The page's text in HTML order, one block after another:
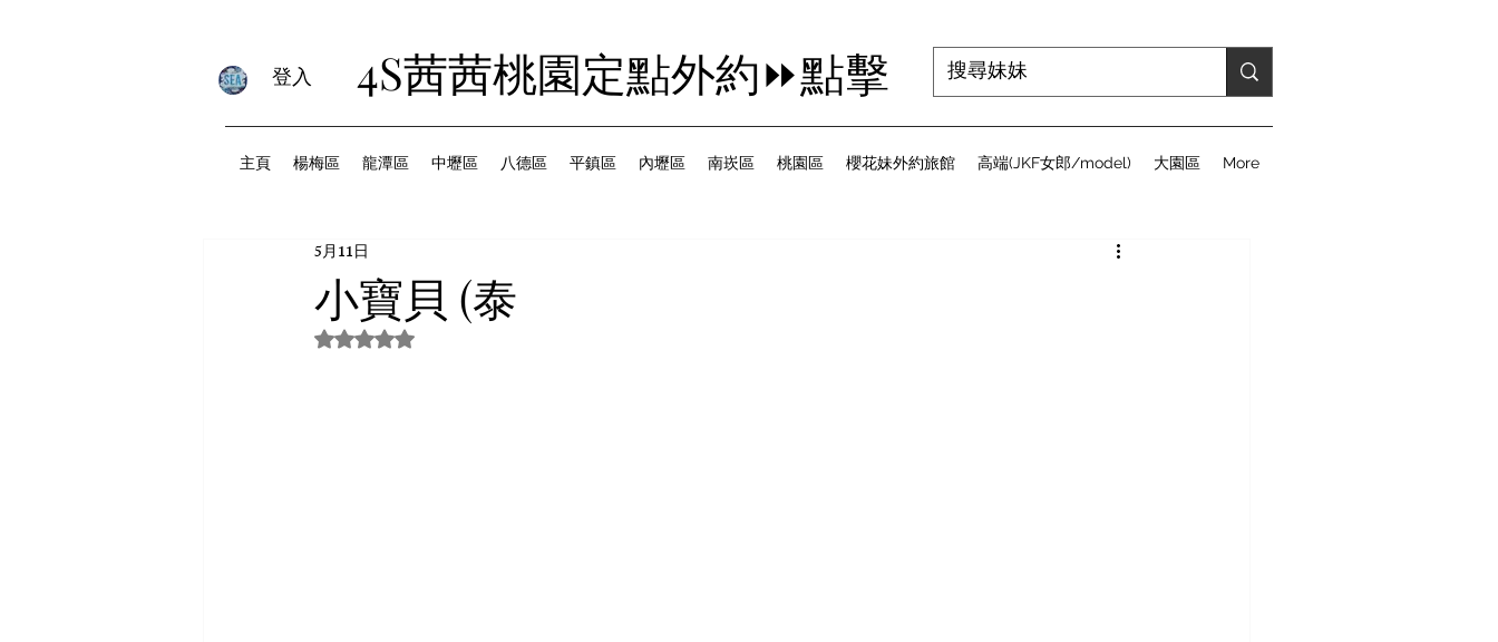
登入 4S茜茜桃園定點外約⏩點擊
主頁 楊梅區 龍潭區 中壢區 八德區 平鎮區 內壢區 南崁區 桃園區 櫻花妹外約旅館 高端(JKF女郎/model) 大園區 More
小寶貝 (泰
5月11日
評等為 NaN（最高為 5 顆星）。